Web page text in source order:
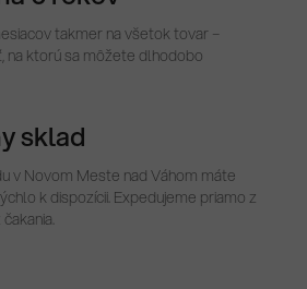
takmer na všetok tovar –
na ktorú sa môžete dlhodobo
sklad
v Novom Meste nad Váhom máte
k dispozícii. Expedujeme priamo z